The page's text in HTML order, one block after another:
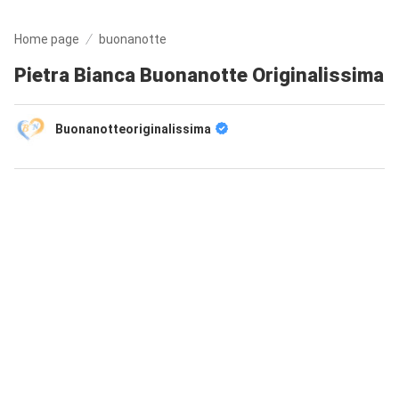
Home page buonanotte
Pietra Bianca Buonanotte Originalissima
Buonanotteoriginalissima